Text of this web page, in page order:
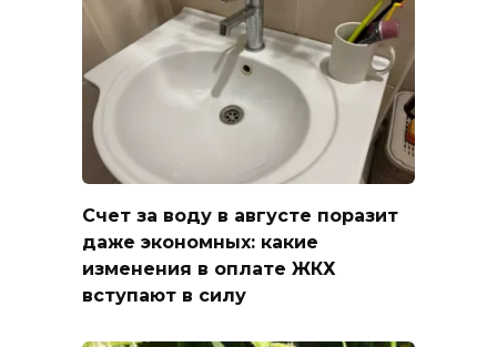
Счет за воду в августе поразит
даже экономных: какие
изменения в оплате ЖКХ
вступают в силу